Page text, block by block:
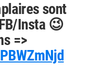
sont
Insta 😉
=>